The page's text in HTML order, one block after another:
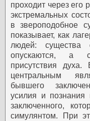
проходит через его
экстремальных
в звероподобное
показывает, как
людей:
опускаются, а
присутствия
центральным
бывшего
усилия и познания
заключенного,
симулянтом. При